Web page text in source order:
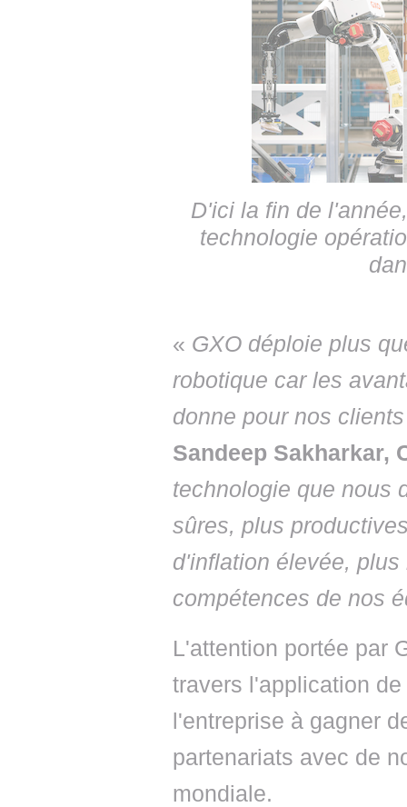
D'ici la fin de
technologie
« GXO déploie plus
robotique car les
donne pour nos
Sandeep Sakharkar,
technologie que nous
sûres, plus
d'inflation élevée,
compétences de nos
L'attention portée par
travers l'application
l'entreprise à gagner
partenariats avec de
mondiale.